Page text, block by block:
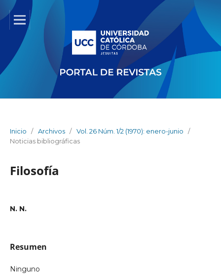
Inicio / Archivos / Vol. 26 Núm. 1/2 (1970): enero-junio
/
Noticias bibliográficas
Filosofía
N. N.
Resumen
Ninguno